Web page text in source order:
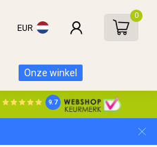
EUR
0
Onze winkel
9.7